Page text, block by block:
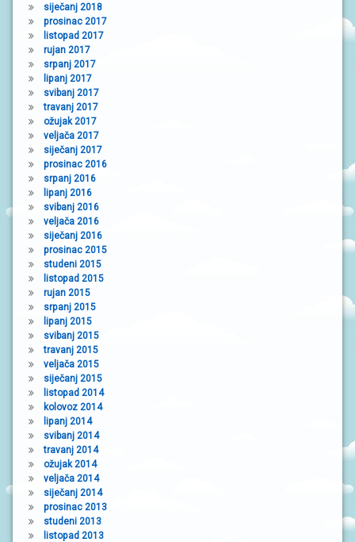
siječanj 2018
prosinac 2017
listopad 2017
rujan 2017
srpanj 2017
lipanj 2017
svibanj 2017
travanj 2017
ožujak 2017
veljača 2017
siječanj 2017
prosinac 2016
srpanj 2016
lipanj 2016
svibanj 2016
veljača 2016
siječanj 2016
prosinac 2015
studeni 2015
listopad 2015
rujan 2015
srpanj 2015
lipanj 2015
svibanj 2015
travanj 2015
veljača 2015
siječanj 2015
listopad 2014
kolovoz 2014
lipanj 2014
svibanj 2014
travanj 2014
ožujak 2014
veljača 2014
siječanj 2014
prosinac 2013
studeni 2013
listopad 2013